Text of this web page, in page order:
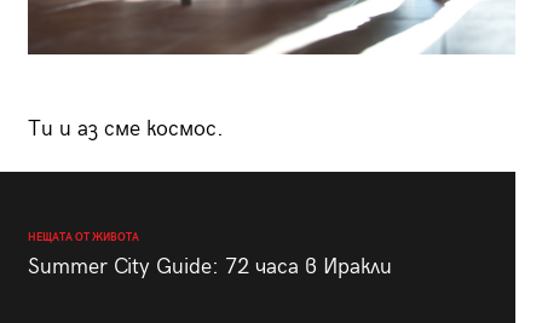
Ти и аз сме космос.
НЕЩАТА ОТ ЖИВОТА
Summer City Guide: 72 часа в Иракли